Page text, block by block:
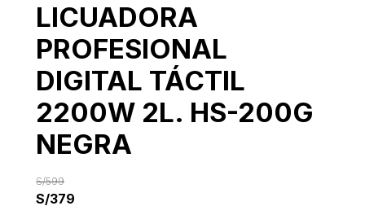
LICUADORA
PROFESIONAL
DIGITAL TÁCTIL
2200W 2L. HS-200G
NEGRA
S/599
S/379